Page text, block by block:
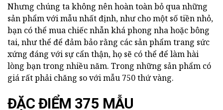
Nhưng chúng ta không nên hoàn toàn bỏ qua những
sản phẩm với mẫu nhất định, như cho một số tiền nhỏ,
bạn có thể mua chiếc nhẫn khá phong nha hoặc bông
tai, như thể để đảm bảo rằng các sản phẩm trang sức
xứng đáng với sự cẩn thận, họ sẽ có thể để làm hài
lòng bạn trong nhiều năm. Trong những sản phẩm có
giá rất phải chăng so với mẫu 750 thứ vàng.
ĐẶC ĐIỂM 375 MẪU